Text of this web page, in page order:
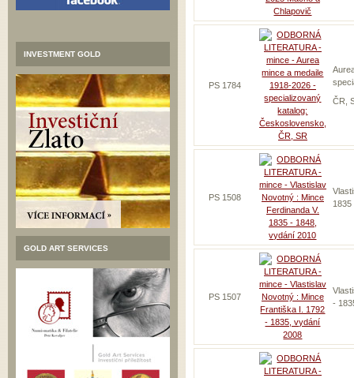
INVESTMENT GOLD
GOLD ART SERVICES
PS 1784
ČR,
PS 1508
PS 1507
-